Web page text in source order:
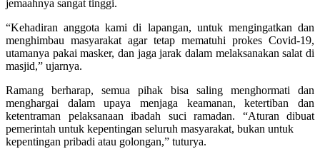
jemaahnya sangat tinggi.
“Kehadiran anggota kami di lapangan, untuk mengingatkan dan
menghimbau masyarakat agar tetap mematuhi prokes Covid-19,
utamanya pakai masker, dan jaga jarak dalam melaksanakan salat di
masjid,” ujarnya.
Ramang berharap, semua pihak bisa saling menghormati dan
menghargai dalam upaya menjaga keamanan, ketertiban dan
ketentraman pelaksanaan ibadah suci ramadan. “Aturan dibuat
pemerintah untuk kepentingan seluruh masyarakat, bukan untuk
kepentingan pribadi atau golongan,” tuturya.